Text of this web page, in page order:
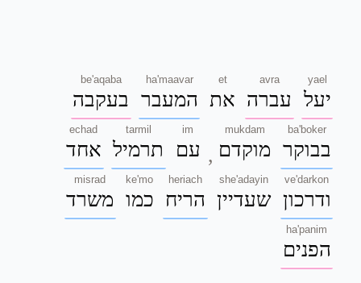
yael
יעל
avra
עברה
et
את
ha'maavar
המעבר
be'aqaba
בעקבה
ba'boker
בבוקר
mukdam
מוקדם ,
im
עם
tarmil
תרמיל
echad
אחד
ve'darkon
ודרכון
she'adayin
שעדיין
heriach
הריח
ke'mo
כמו
misrad
משרד
ha'panim
הפנים